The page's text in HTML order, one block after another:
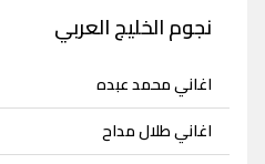
نجوم الخليج العربي
اغاني محمد عبده
اغاني طلال مداح